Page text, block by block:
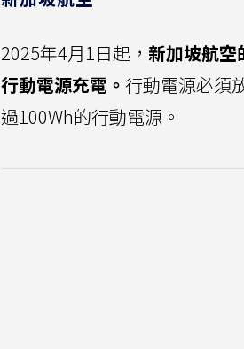
2025年4月1日起， 新加坡航空
行動電源充電。 行動電源必須
過100Wh的行動電源。